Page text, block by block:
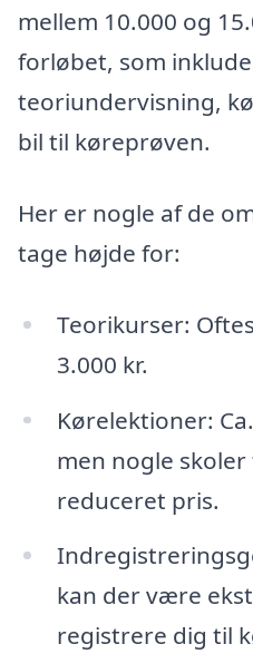
mellem 10.000 og
forløbet, som
teoriundervisning,
bil til køreprøven.
Her er nogle af de
tage højde for:
Teorikurser:
3.000 kr.
Kørelektioner:
men nogle
reduceret pris.
kan der være
registrere dig til